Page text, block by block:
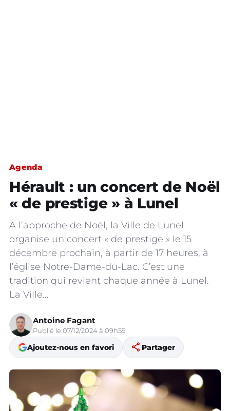
Agenda
Hérault : un concert de Noël
« de prestige » à Lunel
A l’approche de Noël, la Ville de Lunel
organise un concert « de prestige » le 15
décembre prochain, à partir de 17 heures, à
l’église Notre-Dame-du-Lac. C’est une
tradition qui revient chaque année à Lunel.
La Ville…
Antoine Fagant
Publié le 07/12/2024 à 09h59
Ajoutez-nous en favori share Partager